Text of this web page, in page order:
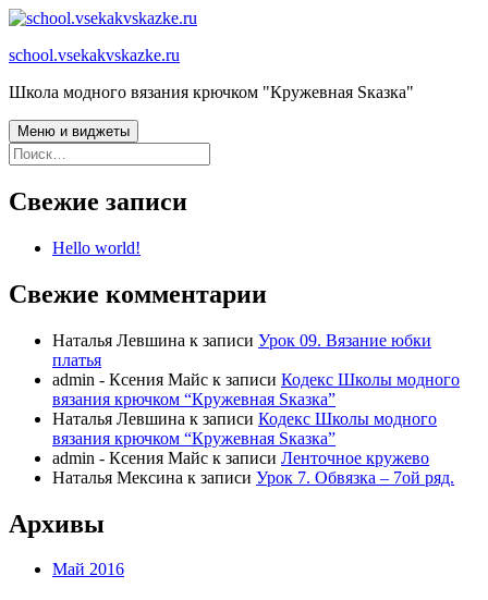
Перейти
содержимому
school.vsekakvskazke.ru
Школа модного вязания крючком "Кружевная Sказка"
Меню и виджеты
Найти:
Свежие записи
Hello world!
Свежие комментарии
Наталья Левшина к записи Урок 09. Вязание юбки
платья
admin - Ксения Майс к записи Кодекс Школы модного
вязания крючком “Кружевная Sказка”
Наталья Левшина к записи Кодекс Школы модного
вязания крючком “Кружевная Sказка”
admin - Ксения Майс к записи Ленточное кружево
Наталья Мексина к записи Урок 7. Обвязка – 7ой ряд.
Архивы
Май 2016